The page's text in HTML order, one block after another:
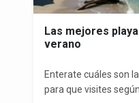
Las mejores
verano
Enterate cuáles son
para que visites